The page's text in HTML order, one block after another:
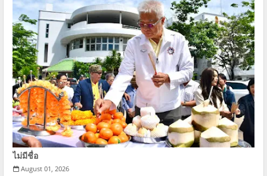
ไม่มีชื่อ
August 01, 2026